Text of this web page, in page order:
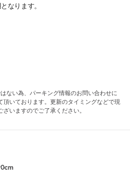
なります。
ない為、パーキング情報のお問い合わせに
頂いております。更新のタイミングなどで現
いますのでご了承ください。